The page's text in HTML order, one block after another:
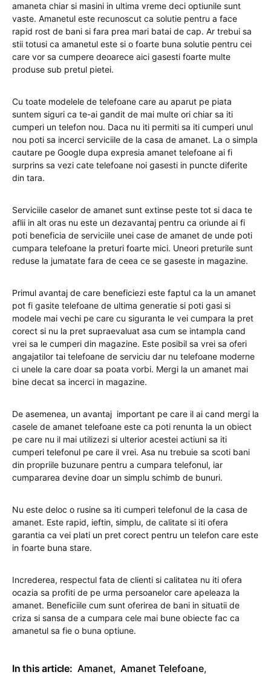
amaneta chiar si masini in ultima vreme deci optiunile sunt
vaste. Amanetul este recunoscut ca solutie pentru a face
rapid rost de bani si fara prea mari batai de cap. Ar trebui sa
stii totusi ca amanetul este si o foarte buna solutie pentru cei
care vor sa cumpere deoarece aici gasesti foarte multe
produse sub pretul pietei.
Cu toate modelele de telefoane care au aparut pe piata
suntem siguri ca te-ai gandit de mai multe ori chiar sa iti
cumperi un telefon nou. Daca nu iti permiti sa iti cumperi unul
nou poti sa incerci serviciile de la casa de amanet. La o simpla
cautare pe Google dupa expresia amanet telefoane ai fi
surprins sa vezi cate telefoane noi gasesti in puncte diferite
din tara.
Serviciile caselor de amanet sunt extinse peste tot si daca te
aflii in alt oras nu este un dezavantaj pentru ca oriunde ai fi
poti beneficia de serviciile unei case de amanet de unde poti
cumpara telefoane la preturi foarte mici. Uneori preturile sunt
reduse la jumatate fara de ceea ce se gaseste in magazine.
Primul avantaj de care beneficiezi este faptul ca la un amanet
pot fi gasite telefoane de ultima generatie si poti gasi si
modele mai vechi pe care cu siguranta le vei cumpara la pret
corect si nu la pret supraevaluat asa cum se intampla cand
vrei sa le cumperi din magazine. Este posibil sa vrei sa oferi
angajatilor tai telefoane de serviciu dar nu telefoane moderne
ci unele la care doar sa poata vorbi. Mergi la un amanet mai
bine decat sa incerci in magazine.
De asemenea, un avantaj important pe care il ai cand mergi la
casele de amanet telefoane este ca poti renunta la un obiect
pe care nu il mai utilizezi si ulterior acestei actiuni sa iti
cumperi telefonul pe care il vrei. Asa nu trebuie sa scoti bani
din propriile buzunare pentru a cumpara telefonul, iar
cumpararea devine doar un simplu schimb de bunuri.
Nu este deloc o rusine sa iti cumperi telefonul de la casa de
amanet. Este rapid, ieftin, simplu, de calitate si iti ofera
garantia ca vei plati un pret corect pentru un telefon care este
in foarte buna stare.
Increderea, respectul fata de clienti si calitatea nu iti ofera
ocazia sa profiti de pe urma persoanelor care apeleaza la
amanet. Beneficiile cum sunt oferirea de bani in situatii de
criza si sansa de a cumpara cele mai bune obiecte fac ca
amanetul sa fie o buna optiune.
In this article: Amanet, Amanet Telefoane,